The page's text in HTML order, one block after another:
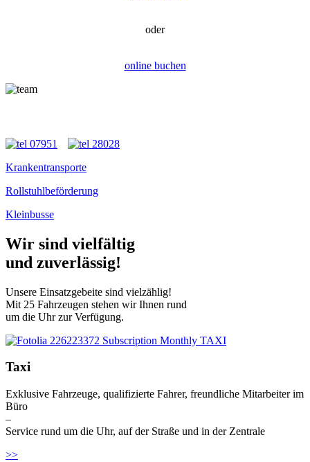
oder
online buchen
Krankentransporte
Rollstuhlbeförderung
Kleinbusse
Wir sind vielfältig
und zuverlässig!
Unsere Einsatzgebeite sind vielzählig!
Mit 25 Fahrzeugen stehen wir Ihnen rund
um die Uhr zur Verfügung.
Taxi
Exklusive Fahrzeuge, qualifizierte Fahrer, freundliche Mitarbeiter im
Büro
–
Service rund um die Uhr, auf der Straße und in der Zentrale
>>